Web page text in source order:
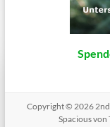
Copyright © 2026
Spaciousvon